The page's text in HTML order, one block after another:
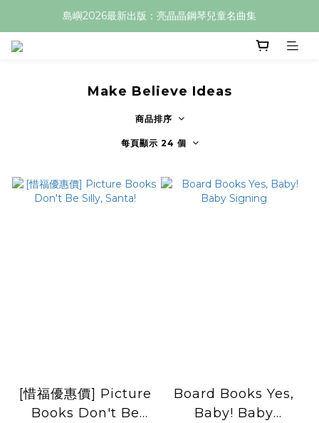
島嶼2026最新出版：亮晶晶鋼琴兒童名曲集
Make Believe Ideas
商品排序
每頁顯示 24 個
[惜福優惠價] Picture
Books Don't Be
Board Books Yes,
Baby! Baby